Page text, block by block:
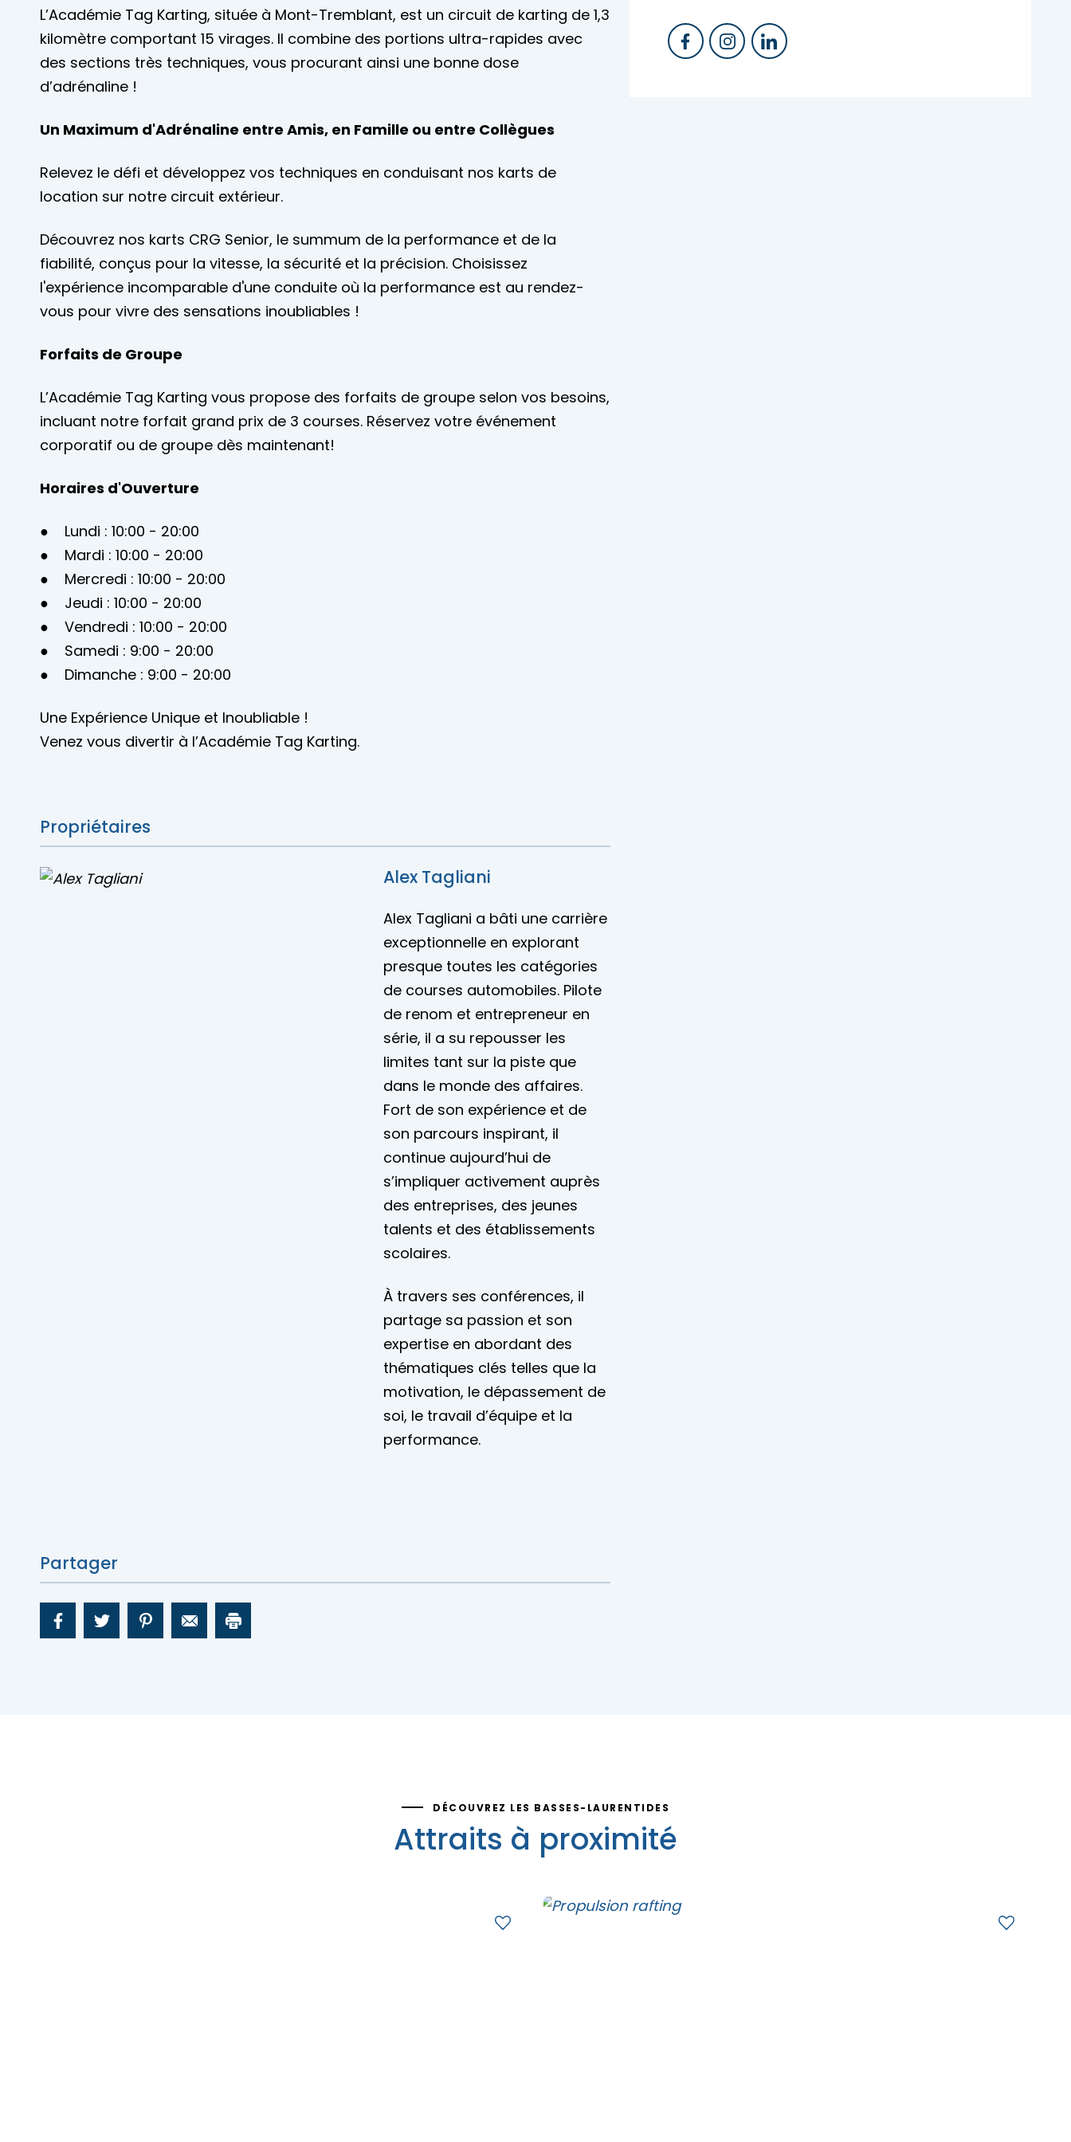
L’Académie Tag Karting, située à Mont-Tremblant, est un circuit de karting de 1,3
kilomètre comportant 15 virages. Il combine des portions ultra-rapides avec
des sections très techniques, vous procurant ainsi une bonne dose
d’adrénaline !
Un Maximum d'Adrénaline entre Amis, en Famille ou entre Collègues
Relevez le défi et développez vos techniques en conduisant nos karts de
location sur notre circuit extérieur.
Découvrez nos karts CRG Senior, le summum de la performance et de la
fiabilité, conçus pour la vitesse, la sécurité et la précision. Choisissez
l'expérience incomparable d'une conduite où la performance est au rendez-
vous pour vivre des sensations inoubliables !
Forfaits de Groupe
L’Académie Tag Karting vous propose des forfaits de groupe selon vos besoins,
incluant notre forfait grand prix de 3 courses. Réservez votre événement
corporatif ou de groupe dès maintenant!
Horaires d'Ouverture
● Lundi : 10:00 - 20:00
● Mardi : 10:00 - 20:00
● Mercredi : 10:00 - 20:00
● Jeudi : 10:00 - 20:00
● Vendredi : 10:00 - 20:00
● Samedi : 9:00 - 20:00
● Dimanche : 9:00 - 20:00
Une Expérience Unique et Inoubliable !
Venez vous divertir à l’Académie Tag Karting.
Propriétaires
Alex Tagliani
Alex Tagliani a bâti une carrière
exceptionnelle en explorant
presque toutes les catégories
de courses automobiles. Pilote
de renom et entrepreneur en
série, il a su repousser les
limites tant sur la piste que
dans le monde des affaires.
Fort de son expérience et de
son parcours inspirant, il
continue aujourd’hui de
s’impliquer activement auprès
des entreprises, des jeunes
talents et des établissements
scolaires.
À travers ses conférences, il
partage sa passion et son
expertise en abordant des
thématiques clés telles que la
motivation, le dépassement de
soi, le travail d’équipe et la
performance.
Partager
DÉCOUVREZ LES BASSES-LAURENTIDES
Attraits à proximité